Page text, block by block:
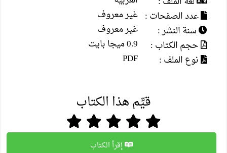
عدد الصفحات : غير معروف
سنة النشر :
غير معروف
حجم الكتاب :
0.9 ميجا بايت
نوع الملف :
PDF
قيِّم هذا الكتاب
إقرأ الكتاب